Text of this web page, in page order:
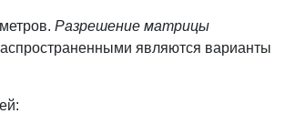
Разрешение матрицы
являются варианты